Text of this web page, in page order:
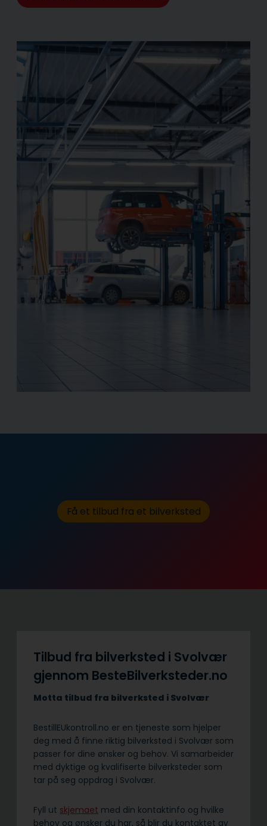
Få et tilbud fra et bilverksted
Tilbud fra bilverksted i Svolvær
gjennom BesteBilverksteder.no
Motta tilbud fra bilverksted i Svolvær
BestillEUkontroll.no er en tjeneste som hjelper
deg med å finne riktig bilverksted i Svolvær som
passer for dine ønsker og behov. Vi samarbeider
med dyktige og kvalifiserte bilverksteder som
tar på seg oppdrag i Svolvær.
Fyll ut skjemaet med din kontaktinfo og hvilke
behov og ønsker du har, så blir du kontaktet av